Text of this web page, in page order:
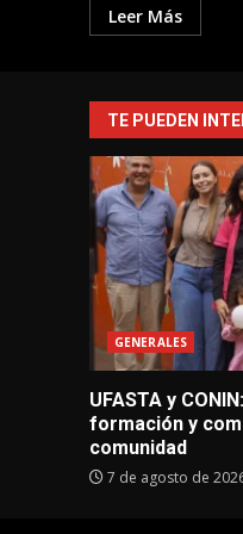
Leer Más
TE PUEDEN
GENERALES
UFASTA y
formación y
comunidad
7 de agosto de